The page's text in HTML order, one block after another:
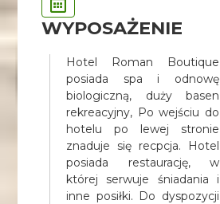
WYPOSAŻENIE
Hotel Roman Boutique
posiada spa i odnowę
biologiczną, duży basen
rekreacyjny, Po wejściu do
hotelu po lewej stronie
znaduje się recpcja. Hotel
posiada restaurację, w
której serwuje śniadania i
inne posiłki. Do dyspozycji